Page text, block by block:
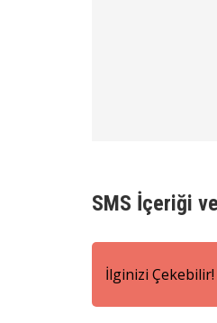
SMS İçeriği
İlginizi Çekebilir!